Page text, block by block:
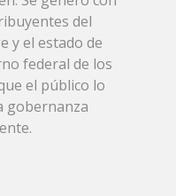
del
y el estado de
federal de los
el público lo
gobernanza